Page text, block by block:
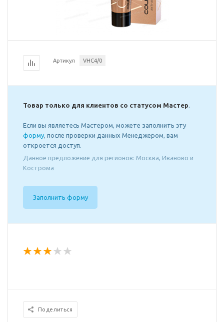
Артикул VHC4/0
Товар только для клиентов со статусом Мастер.
Если вы являетесь Мастером, можете заполнить эту
форму, после проверки данных Менеджером, вам
откроется доступ.
Данное предложение для регионов: Москва, Иваново и
Кострома
Заполнить форму
Поделиться